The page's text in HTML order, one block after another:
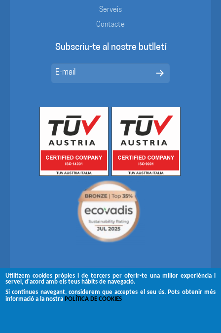
Utilitzem cookies pròpies i de tercers per oferir-te una millor experiència i
servei, d'acord amb els teus hàbits de navegació.
Si continues navegant, considerem que acceptes el seu ús. Pots obtenir més
informació a la nostra POLÍTICA DE COOKIES
Serveis
Contacte
Subscriu-te al nostre butlletí
Segueix-nos a